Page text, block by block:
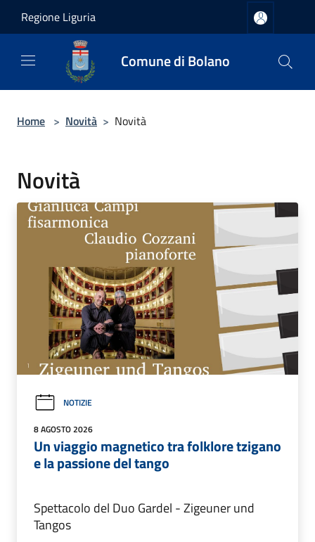
Regione Liguria
Comune di Bolano
Home > Novità > Novità
Novità
NOTIZIE
8 AGOSTO 2026
Un viaggio magnetico tra folklore tzigano
e la passione del tango
Spettacolo del Duo Gardel - Zigeuner und
Tangos